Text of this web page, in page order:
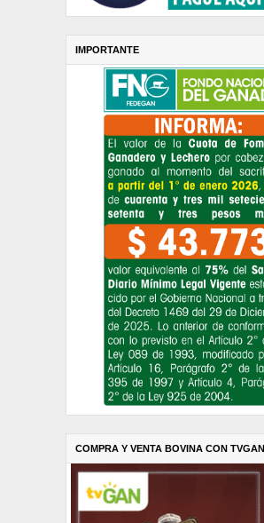
IMPORTANTE
COMPRA Y VENTA BOVINA CON TVGAN